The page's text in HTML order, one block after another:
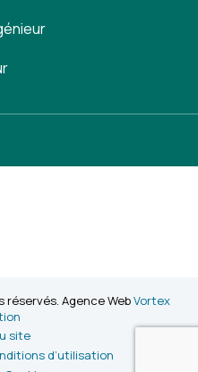
réservés. Agence WebVortex
site
d’utilisation